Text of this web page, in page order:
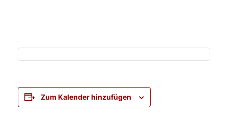
Zum Kalender hinzufügen